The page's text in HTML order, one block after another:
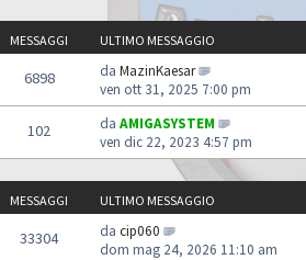
MESSAGGI ULTIMO MESSAGGIO
6898 da MazinKaesar
ven ott 31, 2025 7:00 pm
102 da AMIGASYSTEM
ven dic 22, 2023 4:57 pm
MESSAGGI ULTIMO MESSAGGIO
33304 da cip060
dom mag 24, 2026 11:10 am